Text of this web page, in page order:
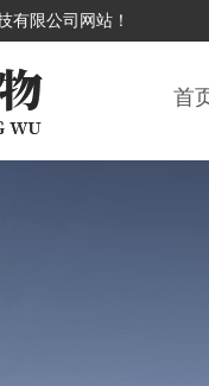
有限公司网站！
首